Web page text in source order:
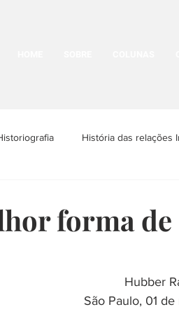
História das relações
e Cultura LGBTQIA+
História da arte
forma de
Hubber
São Paulo, 01